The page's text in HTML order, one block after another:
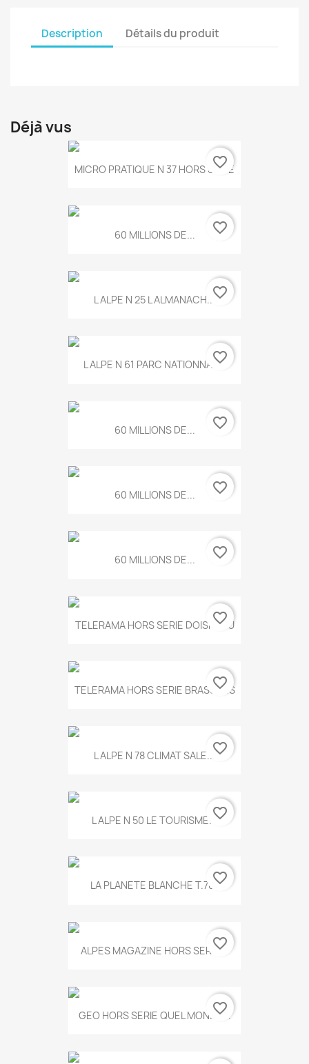
Description Détails du produit
Déjà vus
MICRO PRATIQUE N 37 HORS SERIE
favorite_border
60 MILLIONS DE... favorite_border
L ALPE N 25 L ALMANACH...favorite_border
L ALPE N 61 PARC NATIONNAL...
favorite_border
60 MILLIONS DE... favorite_border
60 MILLIONS DE... favorite_border
60 MILLIONS DE... favorite_border
TELERAMA HORS SERIE DOISNEAU
favorite_border
TELERAMA HORS SERIE BRASSENS
favorite_border
L ALPE N 78 CLIMAT SALE...favorite_border
L ALPE N 50 LE TOURISME...favorite_border
LA PLANETE BLANCHE T.785favorite_border
ALPES MAGAZINE HORS SERIE...
favorite_border
GEO HORS SERIE QUEL MONDE...
favorite_border